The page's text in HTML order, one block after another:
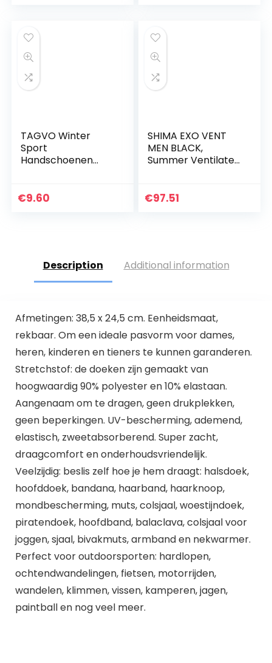
TAGVO Winter
Sport
Handschoenen
Waterdicht &
€9.60
SHIMA EXO VENT
MEN BLACK,
Summer Ventilated
met ATOP
€97.51
Description Additional information
Afmetingen: 38,5 x 24,5 cm. Eenheidsmaat,
rekbaar. Om een ideale pasvorm voor dames,
heren, kinderen en tieners te kunnen garanderen.
Stretchstof: de doeken zijn gemaakt van
hoogwaardig 90% polyester en 10% elastaan.
Aangenaam om te dragen, geen drukplekken,
geen beperkingen. UV-bescherming, ademend,
elastisch, zweetabsorberend. Super zacht,
draagcomfort en onderhoudsvriendelijk.
Veelzijdig: beslis zelf hoe je hem draagt: halsdoek,
hoofddoek, bandana, haarband, haarknoop,
mondbescherming, muts, colsjaal, woestijndoek,
piratendoek, hoofdband, balaclava, colsjaal voor
joggen, sjaal, bivakmuts, armband en nekwarmer.
Perfect voor outdoorsporten: hardlopen,
ochtendwandelingen, fietsen, motorrijden,
wandelen, klimmen, vissen, kamperen, jagen,
paintball en nog veel meer.